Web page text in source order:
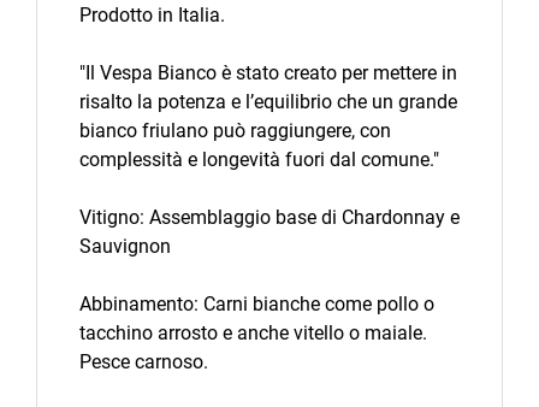
Prodotto in Italia.
"Il Vespa Bianco è stato creato per mettere in
risalto la potenza e l’equilibrio che un grande
bianco friulano può raggiungere, con
complessità e longevità fuori dal comune."
Vitigno: Assemblaggio base di Chardonnay e
Sauvignon
Abbinamento: Carni bianche come pollo o
tacchino arrosto e anche vitello o maiale.
Pesce carnoso.